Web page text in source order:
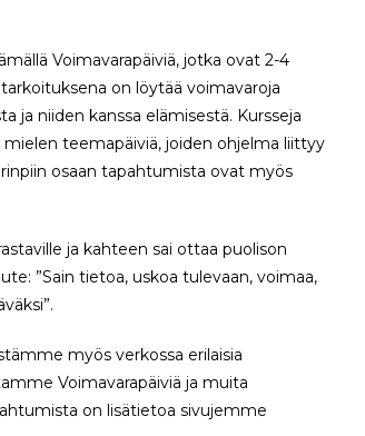
Voimavarapäiviä, jotka ovat 2-4
on löytää voimavaroja
ja niiden kanssa elämisestä. Kursseja
teemapäiviä, joiden ohjelma liittyy
osaan tapahtumista ovat myös
ja kahteen sai ottaa puolison
”Sain tietoa, uskoa tulevaan, voimaa,
myös verkossa erilaisia
Voimavarapäiviä ja muita
on lisätietoa sivujemme